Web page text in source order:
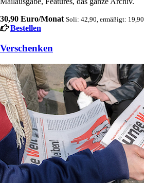
30,90 Euro/Monat Soli: 42,90, ermäßigt: 19,90
Bestellen
Verschenken